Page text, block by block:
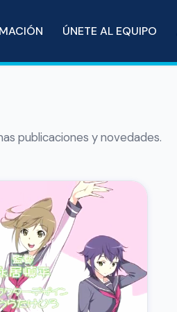
ÚNETE AL EQUIPO
publicaciones y novedades.